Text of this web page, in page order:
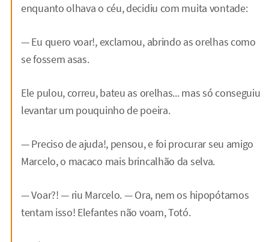
enquanto olhava o céu, decidiu com muita vontade:
— Eu quero voar!, exclamou, abrindo as orelhas como
se fossem asas.
Ele pulou, correu, bateu as orelhas... mas só conseguiu
levantar um pouquinho de poeira.
— Preciso de ajuda!, pensou, e foi procurar seu amigo
Marcelo, o macaco mais brincalhão da selva.
— Voar?! — riu Marcelo. — Ora, nem os hipopótamos
tentam isso! Elefantes não voam, Totó.